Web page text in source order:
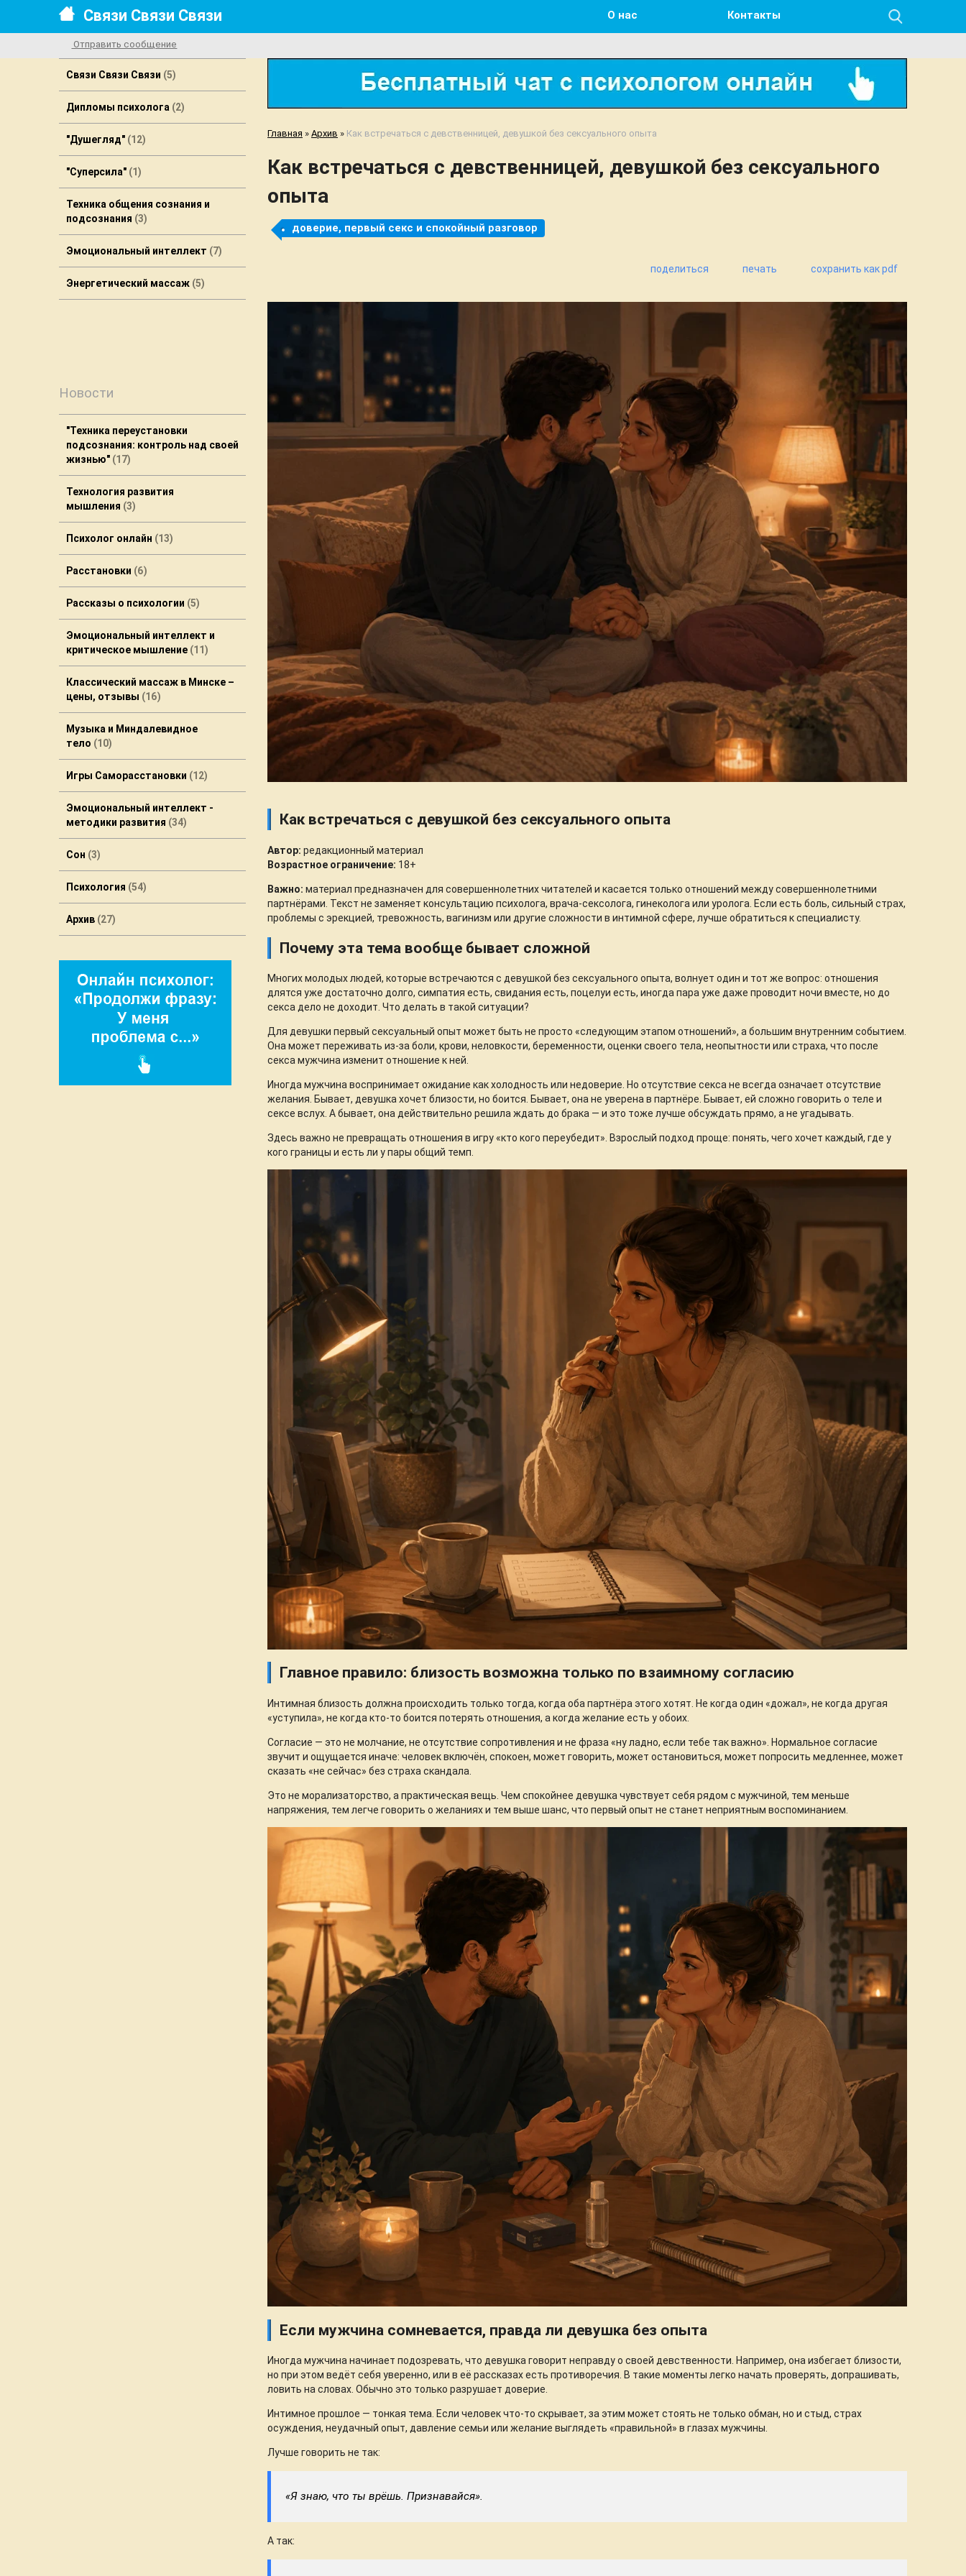
Связи Связи Связи О нас Контакты
Отправить сообщение
Связи Связи Связи 5
Дипломы психолога 2
"Душегляд" 12
"Cуперcила" 1
Техника общения сознания и
подсознания 3
Эмоциональный интеллект 7
Энергетический массаж 5
Новости
"Техника переустановки
подсознания: контроль над своей
жизнью" 17
Технология развития
мышления 3
Психолог онлайн 13
Расстановки 6
Рассказы о психологии 5
Эмоциональный интеллект и
критическое мышление 11
Классический массаж в Минске –
цены, отзывы
16
Музыка и Миндалевидное
тело
10
Игры Саморасстановки 12
Эмоциональный интеллект -
методики развития 34
Сон 3
Психология 54
Архив 27
Главная » Архив » Как встречаться с девственницей, девушкой без сексуального опыта
Как встречаться с девственницей, девушкой без сексуального
опыта
доверие, первый секс и спокойный разговор
поделиться печать сохранить как pdf
Как встречаться с девушкой без сексуального опыта
Автор: редакционный материал
Возрастное ограничение: 18+
Важно: материал предназначен для совершеннолетних читателей и касается только отношений между совершеннолетними
партнёрами. Текст не заменяет консультацию психолога, врача-сексолога, гинеколога или уролога. Если есть боль, сильный страх,
проблемы с эрекцией, тревожность, вагинизм или другие сложности в интимной сфере, лучше обратиться к специалисту.
Почему эта тема вообще бывает сложной
Многих молодых людей, которые встречаются с девушкой без сексуального опыта, волнует один и тот же вопрос: отношения
длятся уже достаточно долго, симпатия есть, свидания есть, поцелуи есть, иногда пара уже даже проводит ночи вместе, но до
секса дело не доходит. Что делать в такой ситуации?
Для девушки первый сексуальный опыт может быть не просто «следующим этапом отношений», а большим внутренним событием.
Она может переживать из-за боли, крови, неловкости, беременности, оценки своего тела, неопытности или страха, что после
секса мужчина изменит отношение к ней.
Иногда мужчина воспринимает ожидание как холодность или недоверие. Но отсутствие секса не всегда означает отсутствие
желания. Бывает, девушка хочет близости, но боится. Бывает, она не уверена в партнёре. Бывает, ей сложно говорить о теле и
сексе вслух. А бывает, она действительно решила ждать до брака — и это тоже лучше обсуждать прямо, а не угадывать.
Здесь важно не превращать отношения в игру «кто кого переубедит». Взрослый подход проще: понять, чего хочет каждый, где у
кого границы и есть ли у пары общий темп.
Главное правило: близость возможна только по взаимному согласию
Интимная близость должна происходить только тогда, когда оба партнёра этого хотят. Не когда один «дожал», не когда другая
«уступила», не когда кто-то боится потерять отношения, а когда желание есть у обоих.
Согласие — это не молчание, не отсутствие сопротивления и не фраза «ну ладно, если тебе так важно». Нормальное согласие
звучит и ощущается иначе: человек включён, спокоен, может говорить, может остановиться, может попросить медленнее, может
сказать «не сейчас» без страха скандала.
Это не морализаторство, а практическая вещь. Чем спокойнее девушка чувствует себя рядом с мужчиной, тем меньше
напряжения, тем легче говорить о желаниях и тем выше шанс, что первый опыт не станет неприятным воспоминанием.
Если мужчина сомневается, правда ли девушка без опыта
Иногда мужчина начинает подозревать, что девушка говорит неправду о своей девственности. Например, она избегает близости,
но при этом ведёт себя уверенно, или в её рассказах есть противоречия. В такие моменты легко начать проверять, допрашивать,
ловить на словах. Обычно это только разрушает доверие.
Интимное прошлое — тонкая тема. Если человек что-то скрывает, за этим может стоять не только обман, но и стыд, страх
осуждения, неудачный опыт, давление семьи или желание выглядеть «правильной» в глазах мужчины.
Лучше говорить не так:
«Я знаю, что ты врёшь. Признавайся».
А так: